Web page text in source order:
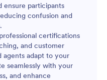
ensure participants
confusion and
certifications
and customer
adapt to your
seamlessly with your
and enhance